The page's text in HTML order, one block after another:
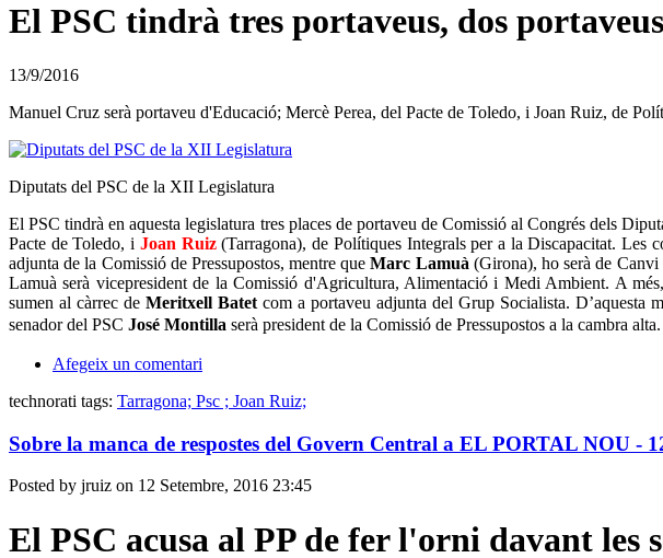
El PSC tindrà tres portaveus, dos
13/9/2016
Manuel Cruz serà portaveu d'Educació; Mercè Perea, del Pacte de Toledo, i Joan Ruiz, de
Diputats del PSC de la XII Legislatura
El PSC tindrà en aquesta legislatura tres places de portaveu de Comissió al Congrés dels
Pacte de Toledo, i Joan Ruiz(Tarragona), de Polítiques Integrals per a la Discapacitat. Les
adjunta de la Comissió de Pressupostos, mentre queMarc Lamuà (Girona), ho serà de
Lamuà serà vicepresident de la Comissió d'Agricultura, Alimentació i Medi Ambient. A més,
sumen al càrrec de Meritxell Batet com a portaveu adjunta del Grup Socialista. D’aquesta
senador del PSC José Montilla serà president de la Comissió de Pressupostos a la cambra alta.
Afegeix un comentari
technorati tags: Tarragona; Psc ; Joan Ruiz;
Sobre la manca de respostes del Govern Central a EL PORTAL NOU -
Posted by jruiz on 12 Setembre, 2016 23:45
El PSC acusa al PP de fer l'orni davant les